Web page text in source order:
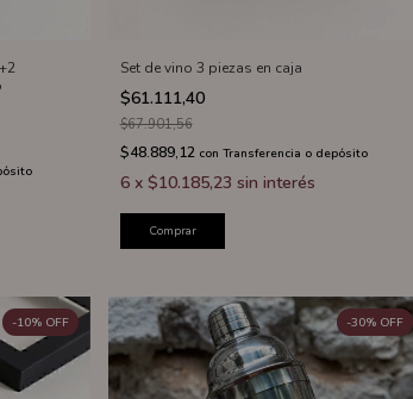
Set de vino 3 piezas en caja
$61.111,40
$67.901,56
$48.889,12 con Transferencia o depósito
6 x $10.185,23 sin interés
Comprar
-10% OFF -30% OFF